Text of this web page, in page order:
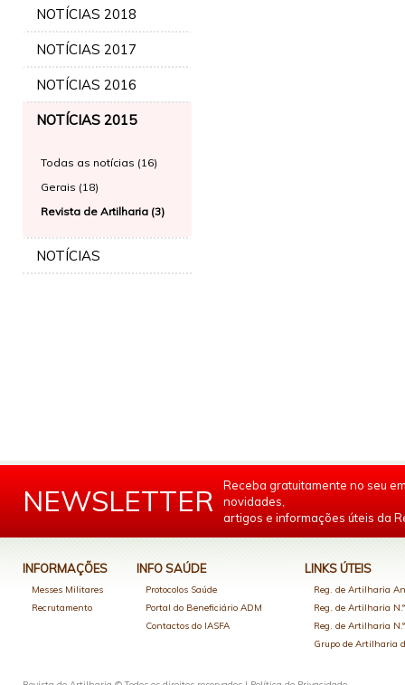
NOTÍCIAS 2018
NOTÍCIAS 2017
NOTÍCIAS 2016
NOTÍCIAS 2015
Todas as notícias (16)
Gerais (18)
Revista de Artilharia (3)
NOTÍCIAS
NEWSLETTER
Receba gratuitamente no seu
novidades,
artigos e informações úteis da
INFORMAÇÕES
Messes Militares
Recrutamento
INFO SAÚDE
Protocolos Saúde
Portal do Beneficiário ADM
Contactos do IASFA
LINKS ÚTEIS
Reg. de Artilharia
Reg. de Artilharia
Reg. de Artilharia
Grupo de Artilharia